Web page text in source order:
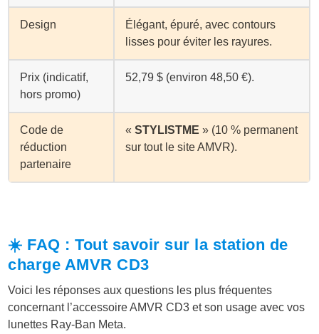
Design
Élégant, épuré, avec contours
lisses pour éviter les rayures.
Prix (indicatif,
hors promo)
52,79 $ (environ 48,50 €).
Code de
réduction
partenaire
«STYLISTME » (10 % permanent
sur tout le site AMVR).
☀️ FAQ : Tout savoir sur la station de
charge AMVR CD3
Voici les réponses aux questions les plus fréquentes
concernant l’accessoire AMVR CD3 et son usage avec vos
lunettes Ray-Ban Meta.